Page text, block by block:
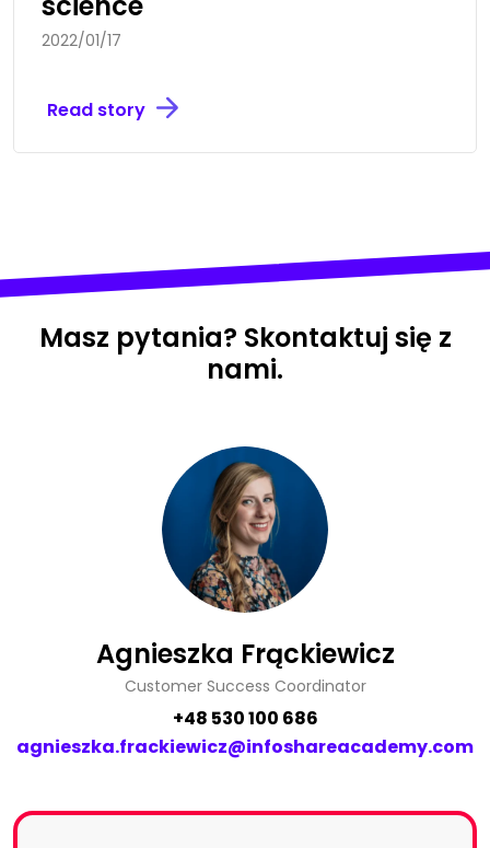
2022/01/17
Read story
Masz pytania? Skontaktuj się z
nami.
Agnieszka Frąckiewicz
Customer Success Coordinator
+48 530 100 686
agnieszka.frackiewicz@infoshareacademy.com